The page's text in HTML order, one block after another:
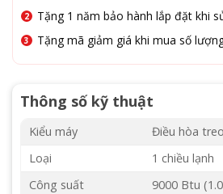
Tặng 1 năm bảo hành lắp đặt khi
Tặng mã giảm giá khi mua số
Thông số kỹ thuật
Kiểu máy
Điều hòa
Loại
1 chiều lạnh
Công suất
9000 Btu